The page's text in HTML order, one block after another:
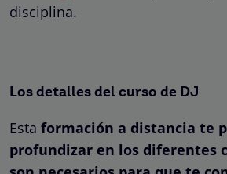
disciplina.
Los detalles del curso de DJ
Esta formación a distancia te
profundizar en los diferentes